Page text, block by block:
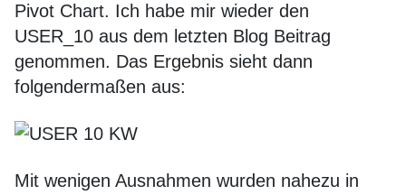
Pivot Chart. Ich habe mir wieder den
USER_10 aus dem letzten Blog Beitrag
genommen. Das Ergebnis sieht dann
folgendermaßen aus:
Mit wenigen Ausnahmen wurden nahezu in